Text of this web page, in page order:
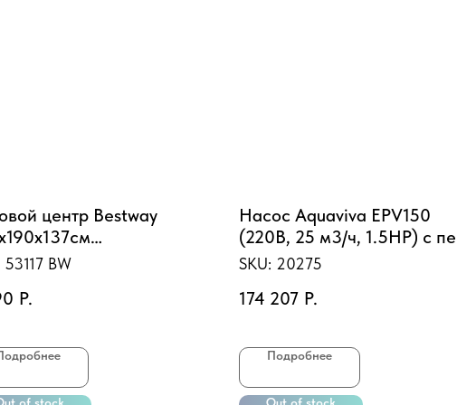
центр Bestway
с
349л, от 2 лет
53117 BW
Р.
Насос Aquaviva EPV150
(220В, 25 м3/ч, 1.5HP) с
скор.
SKU: 20275
174 207 Р.
Подробнее